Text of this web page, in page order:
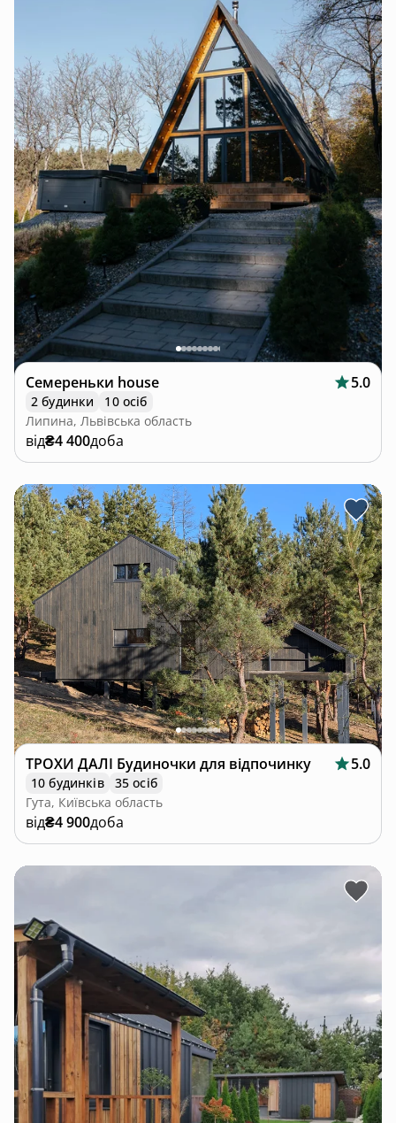
Семереньки house 5.0
2 будинки
10 осіб
Липина, Львівська область
від₴4 400доба
ТРОХИ ДАЛІ Будиночки для відпочинку 5.0
10 будинків
35 осіб
Гута, Київська область
від₴4 900доба